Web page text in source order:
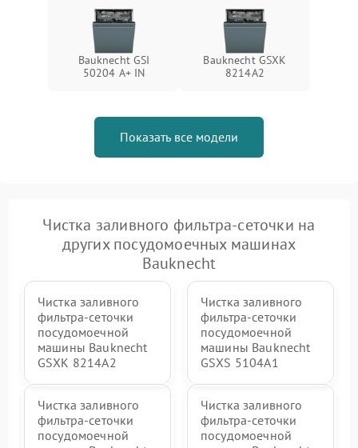
Bauknecht GSI
50204 A+ IN
Bauknecht GSXK
8214A2
Показать все модели
Чистка заливного фильтра-сеточки на
других посудомоечных машинах
Bauknecht
Чистка заливного
фильтра-сеточки
посудомоечной
машины Bauknecht
GSXK 8214A2
Чистка заливного
фильтра-сеточки
посудомоечной
машины Bauknecht
GSXS 5104A1
Чистка заливного
фильтра-сеточки
посудомоечной
Чистка заливного
фильтра-сеточки
посудомоечной